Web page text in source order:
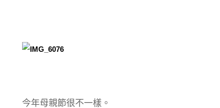
今年母親節很不一樣。